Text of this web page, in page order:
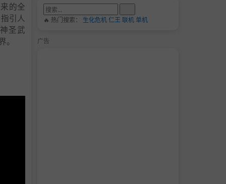
的全
引人
圣武
🔥 热门搜索： 生化危机仁王 联机单机
广告